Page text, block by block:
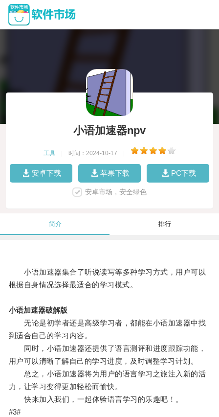
小语加速器npv
工具 时间：2024-10-17
安卓下载 苹果下载 PC下载
安卓市场，安全绿色
简介 排行
小语加速器集合了听说读写等多种学习方式，用户可以
根据自身情况选择最适合的学习模式。
小语加速器破解版
无论是初学者还是高级学习者，都能在小语加速器中找
到适合自己的学习内容。
同时，小语加速器还提供了语言测评和进度跟踪功能，
用户可以清晰了解自己的学习进度，及时调整学习计划。
总之，小语加速器将为用户的语言学习之旅注入新的活
力，让学习变得更加轻松而愉快。
快来加入我们，一起体验语言学习的乐趣吧！。
#3#